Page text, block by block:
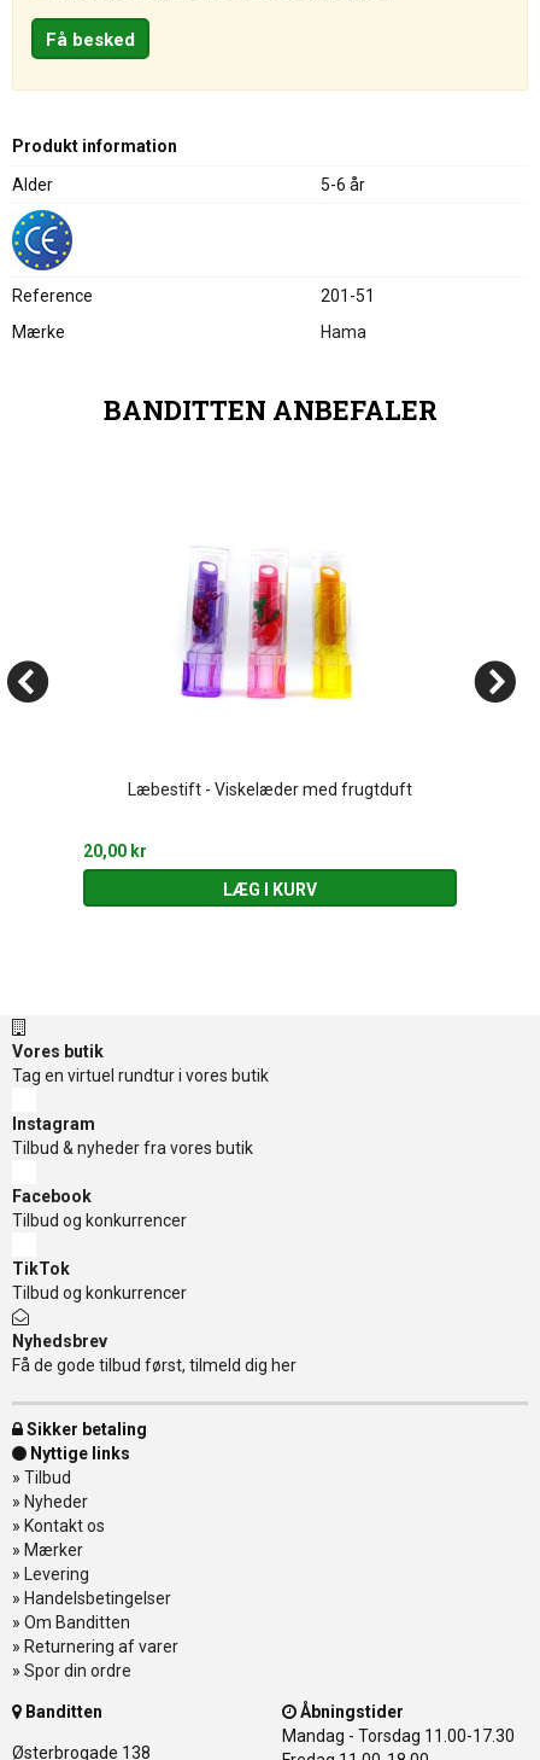
Produkt information
Alder
5-6 år
Reference
201-51
Mærke
Hama
BANDITTEN ANBEFALER
Læbestift - Viskelæder med frugtduft
20,00 kr
LÆG I KURV
Vores butik
Tag en virtuel rundtur i vores butik
Instagram
Tilbud & nyheder fra vores butik
Facebook
Tilbud og konkurrencer
TikTok
Tilbud og konkurrencer
Nyhedsbrev
Få de gode tilbud først, tilmeld dig her
Sikker betaling
Nyttige links
» Tilbud
» Nyheder
» Kontakt os
» Mærker
» Levering
» Handelsbetingelser
» Om Banditten
» Returnering af varer
» Spor din ordre
Banditten
Østerbrogade 138
Åbningstider
Mandag - Torsdag 11.00-17.30